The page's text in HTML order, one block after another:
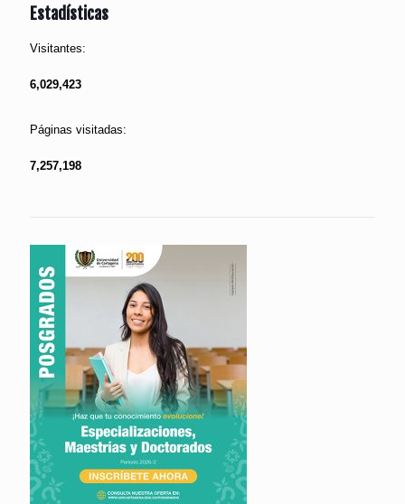
Estadísticas
Visitantes:
6,029,423
Páginas visitadas:
7,257,198